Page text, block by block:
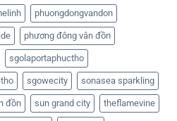
phuongdongvandon
phương đông vân đồn
sgolaportaphuctho
sgowecity sonasea sparkling
đồn sun grand city theflamevine